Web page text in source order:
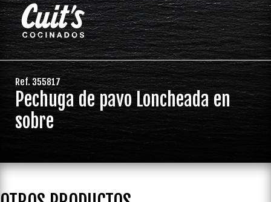
Ref. 355817
Pechuga de pavo Loncheada en
sobre